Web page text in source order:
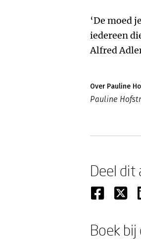
‘De moed
iedereen
Alfred
Over Pauline
Pauline
Deel dit
Boek